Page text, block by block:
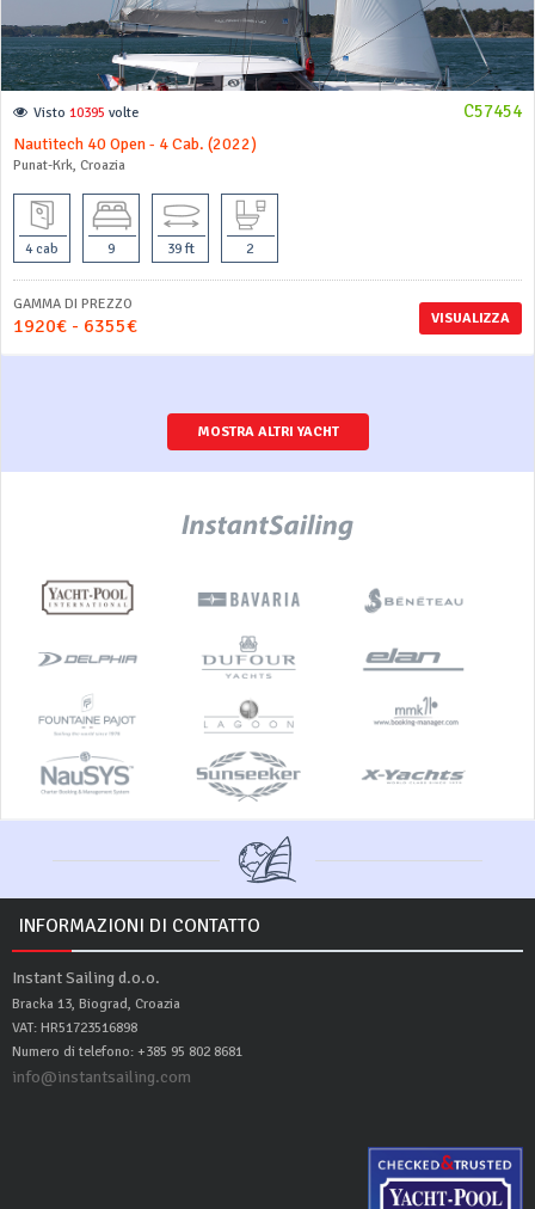
C57454
Visto 10395 volte
Nautitech 40 Open - 4 Cab. (2022)
Punat-Krk, Croazia
4 cab 9 39 ft 2
VISUALIZZA
GAMMA DI PREZZO
1920€ - 6355€
MOSTRA ALTRI YACHT
INFORMAZIONI DI CONTATTO
Instant Sailing d.o.o.
Bracka 13, Biograd, Croazia
VAT: HR51723516898
Numero di telefono: +385 95 802 8681
info@instantsailing.com